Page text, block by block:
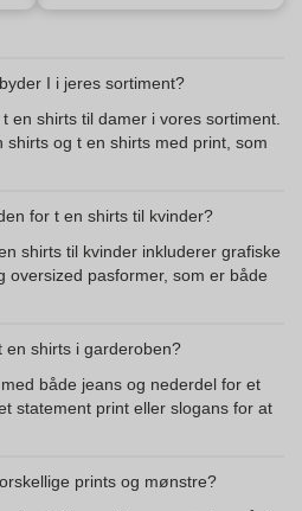
I i jeres sortiment?
en shirts til damer i vores sortiment.
shirts og t en shirts med print, som
for t en shirts til kvinder?
shirts til kvinder inkluderer grafiske
oversized pasformer, som er både
en shirts i garderoben?
både jeans og nederdel for et
statement print eller slogans for at
prints og mønstre?